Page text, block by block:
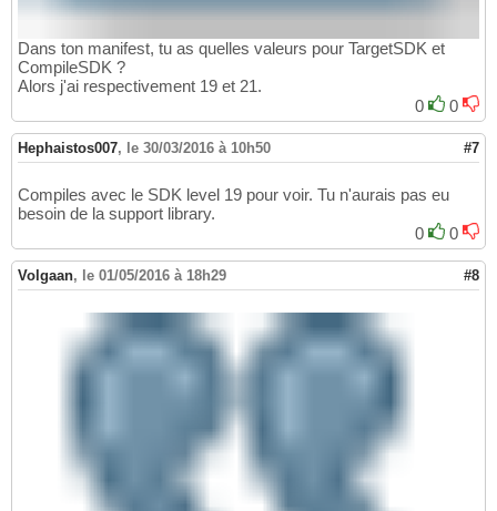
Dans ton manifest, tu as quelles valeurs pour TargetSDK et
CompileSDK ?
Alors j'ai respectivement 19 et 21.
0
0
Hephaistos007, le 30/03/2016 à 10h50 #7
Compiles avec le SDK level 19 pour voir. Tu n'aurais pas eu
besoin de la support library.
0
0
Volgaan, le 01/05/2016 à 18h29 #8